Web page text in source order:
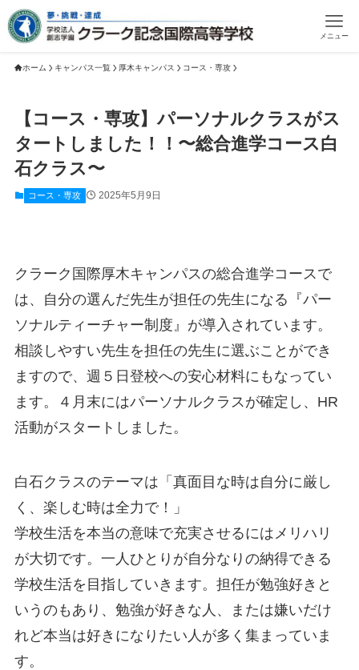
メニュー
ホーム キャンパス一覧 厚木キャンパス コース・専攻
【コース・専攻】パーソナルクラスがス
タートしました！！〜総合進学コース白
石クラス〜
コース・専攻 2025年5月9日
クラーク国際厚木キャンパスの総合進学コースで
は、自分の選んだ先生が担任の先生になる『パー
ソナルティーチャー制度』が導入されています。
相談しやすい先生を担任の先生に選ぶことができ
ますので、週５日登校への安心材料にもなってい
ます。４月末にはパーソナルクラスが確定し、HR
活動がスタートしました。
白石クラスのテーマは「真面目な時は自分に厳し
く、楽しむ時は全力で！」
学校生活を本当の意味で充実させるにはメリハリ
が大切です。一人ひとりが自分なりの納得できる
学校生活を目指していきます。担任が勉強好きと
いうのもあり、勉強が好きな人、または嫌いだけ
れど本当は好きになりたい人が多く集まっていま
す。